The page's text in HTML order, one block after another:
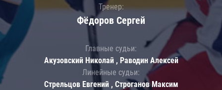
Тренер:
Фёдоров Сергей
Главные судьи:
Акузовский Николай , Раводин Алексей
Линейные судьи:
Стрельцов Евгений , Строганов Максим